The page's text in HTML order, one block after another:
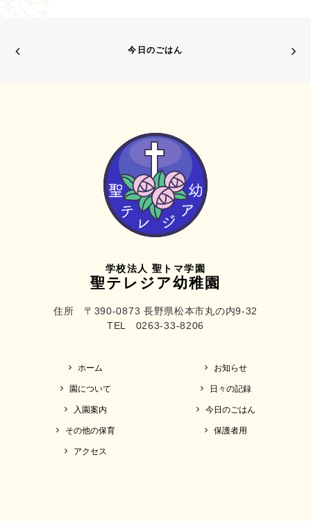
今日のごはん
学校法人 聖トマ学園
聖テレジア幼稚園
住所 〒390-0873 長野県松本市丸の内9-32
TEL 0263-33-8206
ホーム
園について
入園案内
その他の保育
アクセス
お知らせ
日々の記録
今日のごはん
保護者用